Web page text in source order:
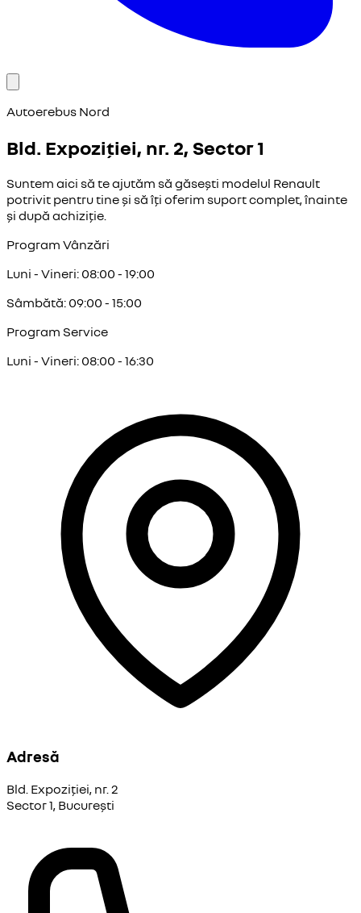
Autoerebus Nord
Bld. Expoziției, nr. 2, Sector 1
Suntem aici să te ajutăm să găsești modelul Renault
potrivit pentru tine și să îți oferim suport complet, înainte
și după achiziție.
Program Vânzări
Luni - Vineri: 08:00 - 19:00
Sâmbătă: 09:00 - 15:00
Program Service
Luni - Vineri: 08:00 - 16:30
Adresă
Bld. Expoziției, nr. 2
Sector 1, București